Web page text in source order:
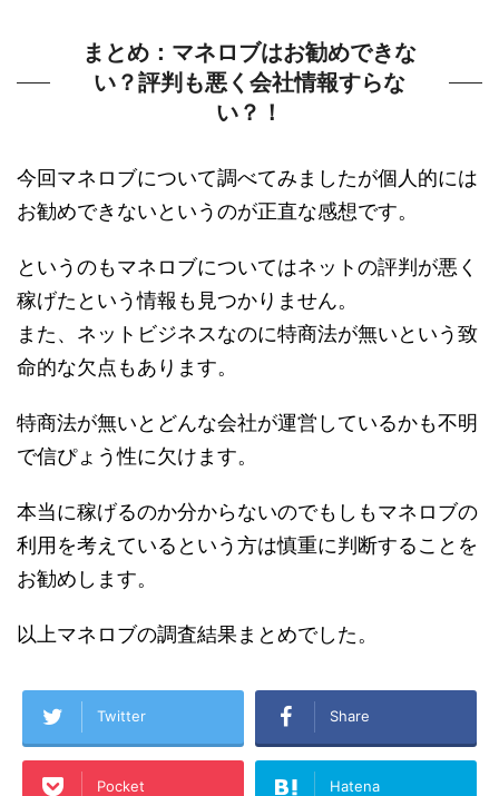
まとめ：マネロブはお勧めできな
い？評判も悪く会社情報すらな
い？！
今回マネロブについて調べてみましたが個人的には
お勧めできないというのが正直な感想です。
というのもマネロブについてはネットの評判が悪く
稼げたという情報も見つかりません。
また、ネットビジネスなのに特商法が無いという致
命的な欠点もあります。
特商法が無いとどんな会社が運営しているかも不明
で信ぴょう性に欠けます。
本当に稼げるのか分からないのでもしもマネロブの
利用を考えているという方は慎重に判断することを
お勧めします。
以上マネロブの調査結果まとめでした。
Twitter Share
Pocket Hatena